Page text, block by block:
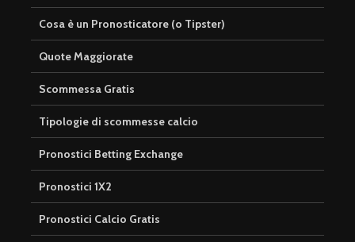
Cosa è un Pronosticatore (o Tipster)
Quote Maggiorate
Scommessa Gratis
Tipologie di scommesse calcio
Pronostici Betting Exchange
Pronostici 1X2
Pronostici Calcio Gratis